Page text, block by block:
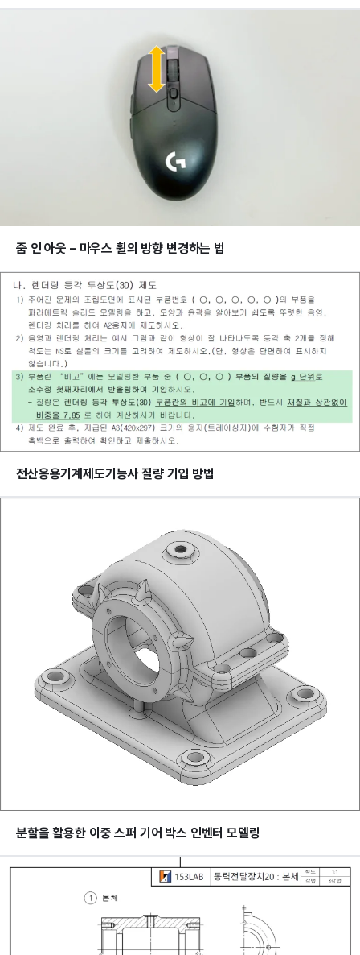
줌 인 아웃 – 마우스 휠의 방향 변경하는 법
전산응용기계제도기능사 질량 기입 방법
분할을 활용한 이중 스퍼 기어 박스 인벤터 모델링